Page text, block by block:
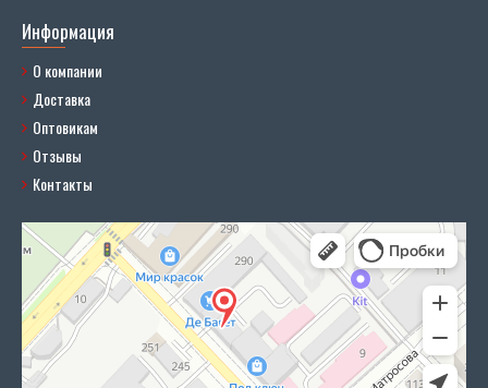
Информация
О компании
Доставка
Оптовикам
Отзывы
Контакты